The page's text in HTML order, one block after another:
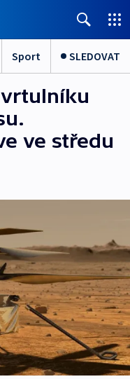
Sport SLEDOVAT
vrtulníku
ve středu